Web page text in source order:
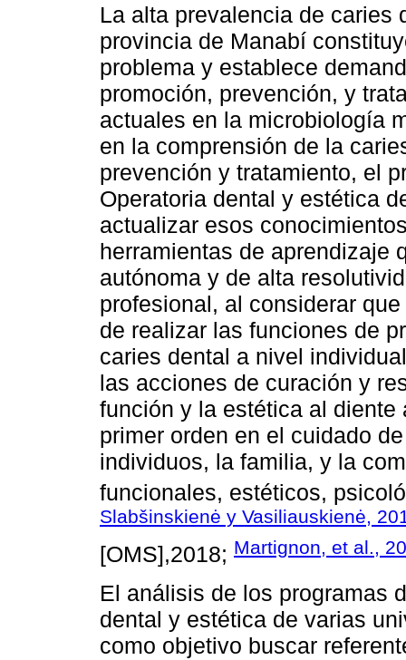
La alta prevalencia de caries
provincia de Manabí
problema y establece
promoción, prevención, y
actuales en la microbiología
en la comprensión de la
prevención y tratamiento, el
Operatoria dental y estética
actualizar esos
herramientas de aprendizaje
autónoma y de alta
profesional, al considerar
de realizar las funciones de
caries dental a nivel
las acciones de curación y
función y la estética al diente
primer orden en el cuidado
individuos, la familia, y la
funcionales, estéticos,
Slabšinskienė y Vasiliauskienė,
[OMS],2018; Martignon, et al.,
El análisis de los programas
dental y estética de varias
como objetivo buscar